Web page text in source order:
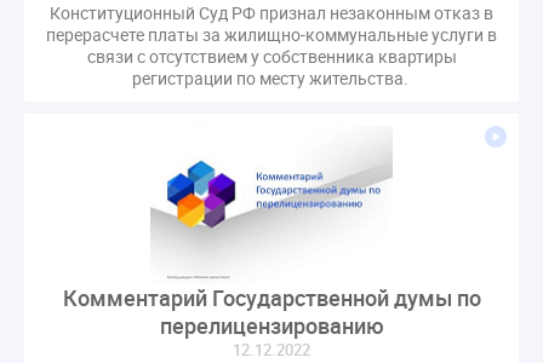
Конституционный Суд РФ признал незаконным отказ в
перерасчете платы за жилищно-коммунальные услуги в
связи с отсутствием у собственника квартиры
регистрации по месту жительства.
Комментарий Государственной думы по
перелицензированию
12.12.2022